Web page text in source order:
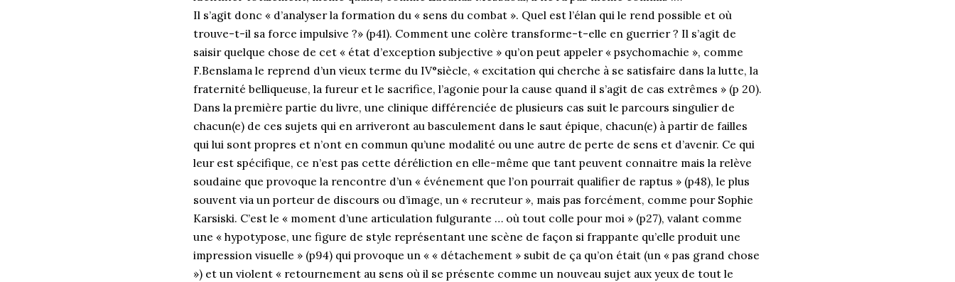
Il s’agit donc « d’analyser la formation du « sens du combat ». Quel est l’élan qui le rend possible et où
trouve-t-il sa force impulsive ?» (p41). Comment une colère transforme-t-elle en guerrier ? Il s’agit de
saisir quelque chose de cet « état d’exception subjective » qu’on peut appeler « psychomachie », comme
F.Benslama le reprend d’un vieux terme du IV°siècle, « excitation qui cherche à se satisfaire dans la lutte, la
fraternité belliqueuse, la fureur et le sacrifice, l’agonie pour la cause quand il s’agit de cas extrêmes » (p 20).
Dans la première partie du livre, une clinique différenciée de plusieurs cas suit le parcours singulier de
chacun(e) de ces sujets qui en arriveront au basculement dans le saut épique, chacun(e) à partir de failles
qui lui sont propres et n’ont en commun qu’une modalité ou une autre de perte de sens et d’avenir. Ce qui
leur est spécifique, ce n’est pas cette déréliction en elle-même que tant peuvent connaitre mais la relève
soudaine que provoque la rencontre d’un « événement que l’on pourrait qualifier de raptus » (p48), le plus
souvent via un porteur de discours ou d’image, un « recruteur », mais pas forcément, comme pour Sophie
Karsiski. C’est le « moment d’une articulation fulgurante … où tout colle pour moi » (p27), valant comme
une « hypotypose, une figure de style représentant une scène de façon si frappante qu’elle produit une
impression visuelle » (p94) qui provoque un « « détachement » subit de ça qu’on était (un « pas grand chose
») et un violent « retournement au sens où il se présente comme un nouveau sujet aux yeux de tout le